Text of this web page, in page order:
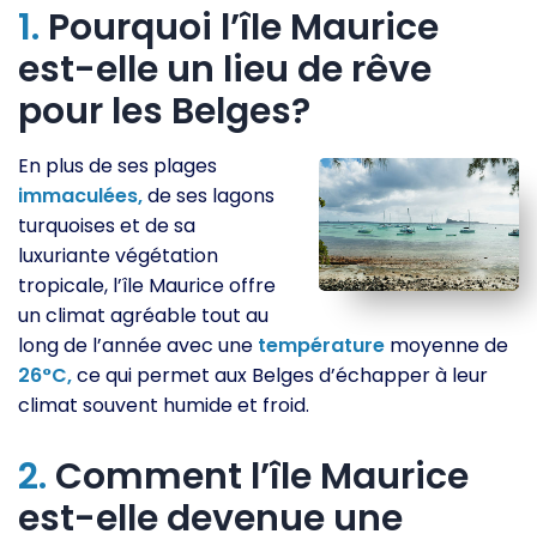
1. Pourquoi l’île Maurice
est-elle un lieu de rêve
pour les Belges?
En plus de ses plages
immaculées,de ses lagons
turquoises et de sa
luxuriante végétation
tropicale, l’île Maurice offre
un climat agréable tout au
long de l’année avec une température moyenne de
26°C,ce qui permet aux Belges d’échapper à leur
climat souvent humide et froid.
2. Comment l’île Maurice
est-elle devenue une